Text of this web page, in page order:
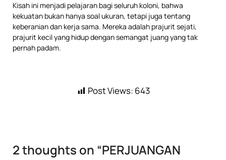
Kisah ini menjadi pelajaran bagi seluruh koloni, bahwa
kekuatan bukan hanya soal ukuran, tetapi juga tentang
keberanian dan kerja sama. Mereka adalah prajurit sejati,
prajurit kecil yang hidup dengan semangat juang yang tak
pernah padam.
Post Views: 643
2 thoughts on “PERJUANGAN